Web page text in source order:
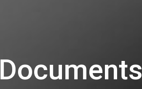
Documents